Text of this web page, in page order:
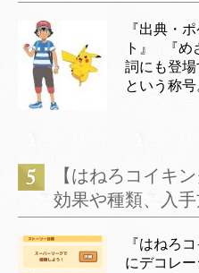
『出典・
ト』 『め
詞にも登場
という称
【はねろコイキ
効果や種類、入
『はねろ
にデコレ